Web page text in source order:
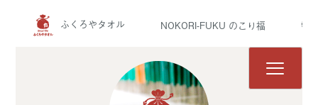
ふくろやタオル NOKORI-FUKU のこり福 雫
ふくろやタオル